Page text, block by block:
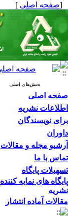
[صفحه اصلی ]
بخش‌های اصلی
صفحه اصلی
اطلاعات نشریه
برای نویسندگان
داوران
آرشیو مجله و مقالات
تماس با ما
تسهیلات پایگاه
پایگاه های نمایه کننده
نشریه
مقالات آماده انتشار